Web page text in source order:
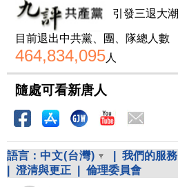
引發三退大潮
目前退出中共黨、團、隊總人數
464,834,095人
隨處可看新唐人
語言： 中文(台灣) 我們的服務
澄清與更正 倫理委員會